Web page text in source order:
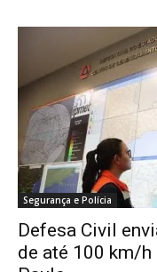
Segurança e Polícia
Defesa Civil
de até 100 km/h